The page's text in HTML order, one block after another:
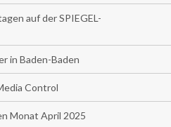
auf der SPIEGEL-
in Baden-Baden
Control
Monat April 2025